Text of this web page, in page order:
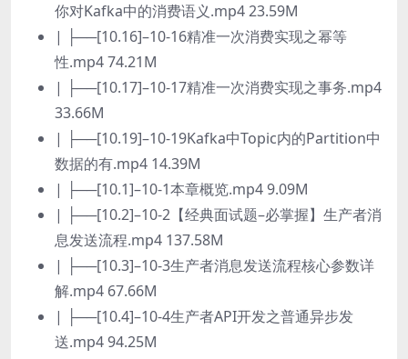
你对Kafka中的消费语义.mp4 23.59M
| ├──[10.16]–10-16精准一次消费实现之幂等
性.mp4 74.21M
| ├──[10.17]–10-17精准一次消费实现之事务.mp4
33.66M
| ├──[10.19]–10-19Kafka中Topic内的Partition中
数据的有.mp4 14.39M
| ├──[10.1]–10-1本章概览.mp4 9.09M
| ├──[10.2]–10-2【经典面试题–必掌握】生产者消
息发送流程.mp4 137.58M
| ├──[10.3]–10-3生产者消息发送流程核心参数详
解.mp4 67.66M
| ├──[10.4]–10-4生产者API开发之普通异步发
送.mp4 94.25M